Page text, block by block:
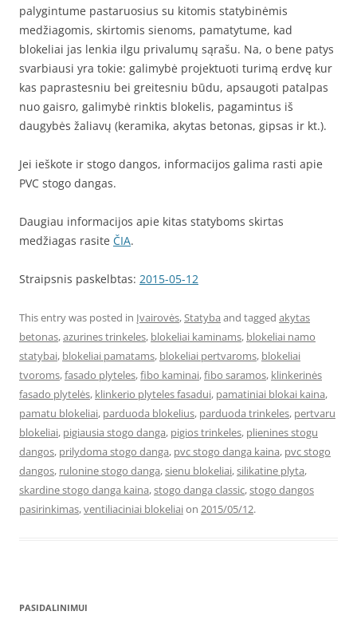
palygintume pastaruosius su kitomis statybinėmis
medžiagomis, skirtomis sienoms, pamatytume, kad
blokeliai jas lenkia ilgu privalumų sąrašu. Na, o bene patys
svarbiausi yra tokie: galimybė projektuoti turimą erdvę kur
kas paprastesniu bei greitesniu būdu, apsaugoti patalpas
nuo gaisro, galimybė rinktis blokelis, pagamintus iš
daugybės žaliavų (keramika, akytas betonas, gipsas ir kt.).
Jei ieškote ir stogo dangos, informacijos galima rasti apie
PVC stogo dangas.
Daugiau informacijos apie kitas statyboms skirtas
medžiagas rasite ČIA.
Straipsnis paskelbtas: 2015-05-12
This entry was posted in Įvairovės,Statyba and tagged akytas
betonas,azurines trinkeles, blokeliai kaminams, blokeliai namo
statybai, blokeliai pamatams, blokeliai pertvaroms, blokeliai
tvoroms,fasado plyteles,fibo kaminai,fibo saramos, klinkerinės
fasado plytelės, klinkerio plyteles fasadui, pamatiniai blokai kaina,
pamatu blokeliai, parduoda blokelius, parduoda trinkeles, pertvaru
blokeliai, pigiausia stogo danga, pigios trinkeles, plienines stogu
dangos, prilydoma stogo danga, pvc stogo danga kaina, pvc stogo
dangos, rulonine stogo danga,sienu blokeliai,silikatine plyta,
skardine stogo danga kaina,stogo danga classic,stogo dangos
pasirinkimas,ventiliaciniai blokeliaion 2015/05/12.
PASIDALINIMUI